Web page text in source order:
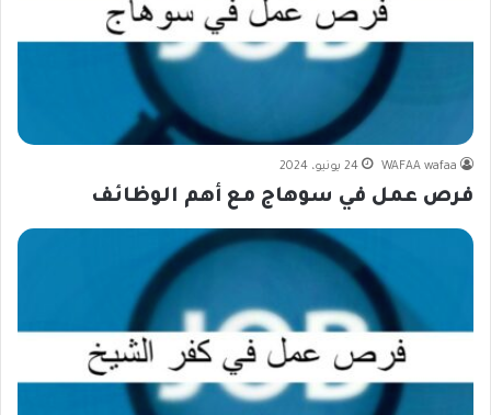
WAFAA wafaa 24 يونيو، 2024
فرص عمل في سوهاج مع أهم الوظائف